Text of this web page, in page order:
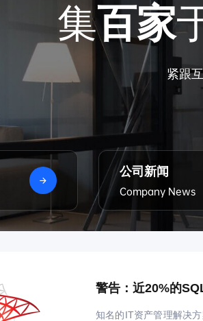
集百家
紧跟
公司新闻
Company News
警告：近20%的
知名的IT资产管理解决